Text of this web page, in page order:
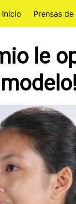
Inicio Prensas
le